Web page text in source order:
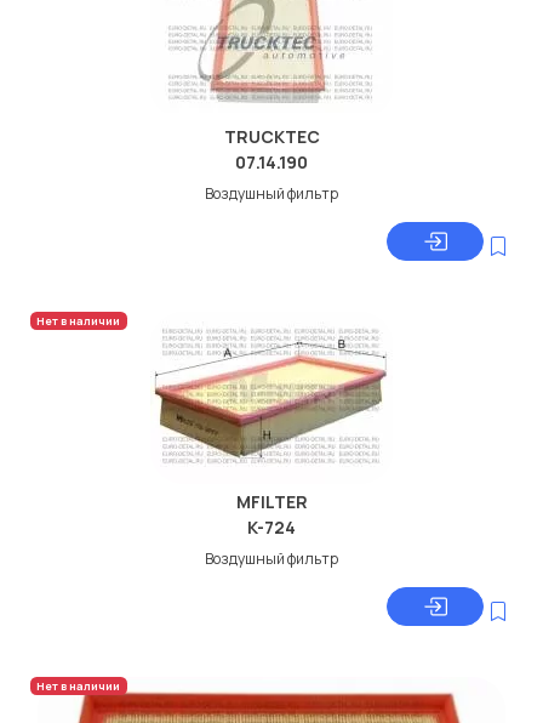
TRUCKTEC
07.14.190
Воздушный фильтр
Нет в наличии
MFILTER
K-724
Воздушный фильтр
Нет в наличии